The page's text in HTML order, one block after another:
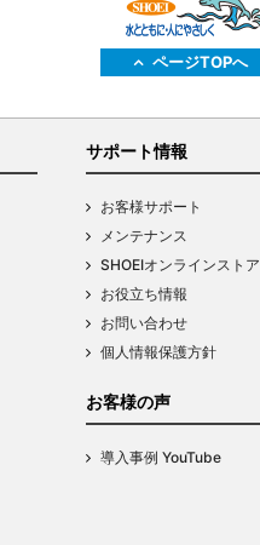
ページTOPへ
サポート情報
お客様サポート
メンテナンス
SHOEIオンラインストア
お役立ち情報
お問い合わせ
個人情報保護方針
お客様の声
導入事例 YouTube